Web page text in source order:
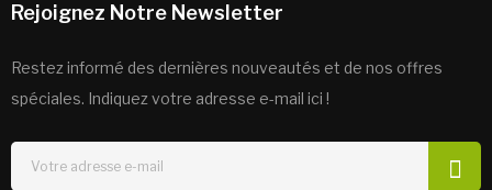
Rejoignez Notre Newsletter
Restez informé des dernières nouveautés et de nos offres
spéciales. Indiquez votre adresse e-mail ici !